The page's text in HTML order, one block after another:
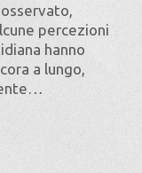
percezioni
hanno
a lungo,